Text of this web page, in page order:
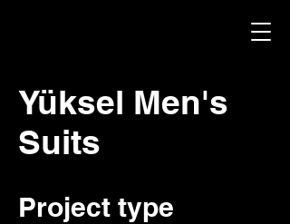
Yüksel Men's
Suits
Project type